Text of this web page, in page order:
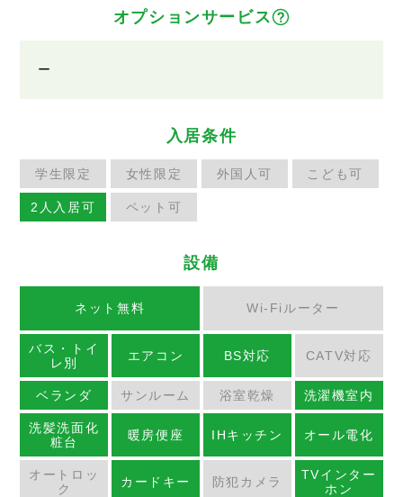
オプションサービス
ー
入居条件
学生限定 女性限定 外国人可 こども可
2人入居可 ペット可
設備
ネット無料 Wi-Fiルーター
バス・トイ
レ別
エアコン BS対応 CATV対応
ベランダ サンルーム 浴室乾燥 洗濯機室内
洗髪洗面化
粧台
暖房便座 IHキッチン オール電化
オートロッ
ク
カードキー 防犯カメラ
TVインター
ホン